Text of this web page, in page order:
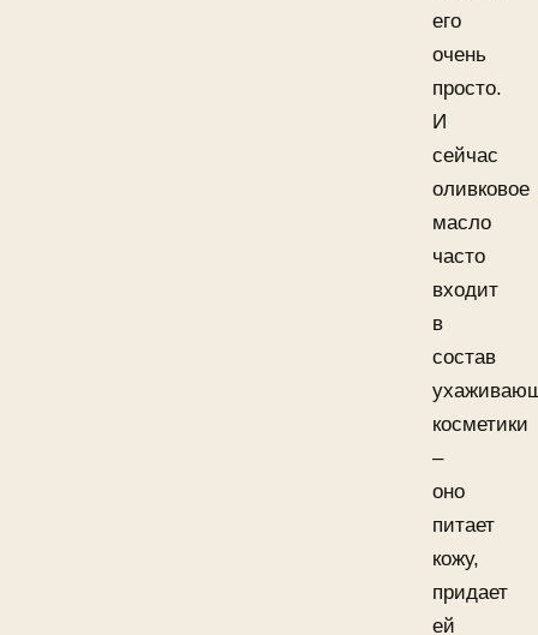
его
очень
просто.
И
сейчас
оливковое
масло
часто
входит
в
состав
косметики
–
оно
питает
кожу,
придает
ей